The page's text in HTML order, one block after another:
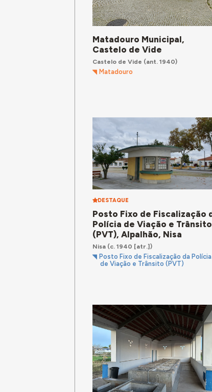
Matadouro Municipal,
Castelo de Vide
Castelo de Vide (ant. 1940)
Matadouro
DESTAQUE
Posto Fixo de Fiscalização
Polícia de Viação e Trânsito
(PVT), Alpalhão, Nisa
Nisa (c. 1940 [atr.])
Posto Fixo de Fiscalização da Polícia
de Viação e Trânsito (PVT)